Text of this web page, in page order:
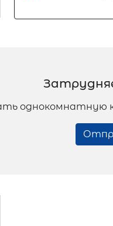
однокомнатную